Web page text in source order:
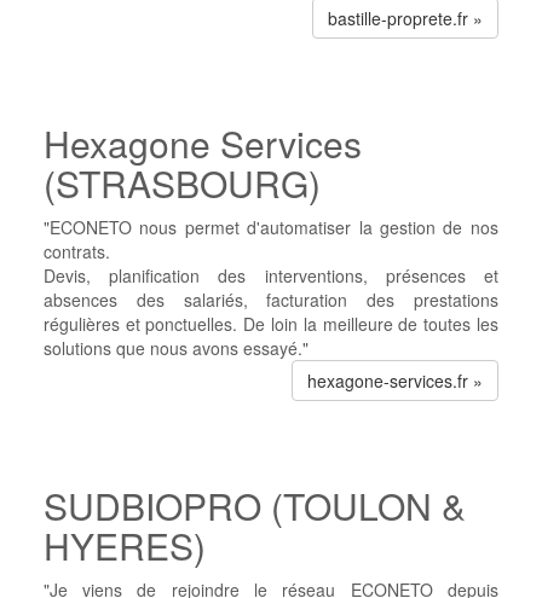
bastille-proprete.fr »
Hexagone Services
(STRASBOURG)
"ECONETO nous permet d'automatiser la gestion de nos
contrats.
Devis, planification des interventions, présences et
absences des salariés, facturation des prestations
régulières et ponctuelles. De loin la meilleure de toutes les
solutions que nous avons essayé."
hexagone-services.fr »
SUDBIOPRO (TOULON &
HYERES)
"Je viens de rejoindre le réseau ECONETO depuis